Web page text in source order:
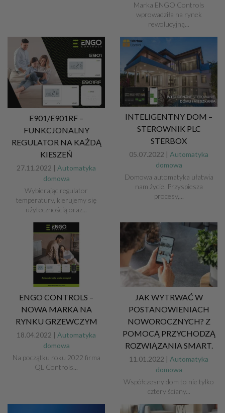
Marka ENGO Controls
wprowadziła na rynek
rewolucyjną...
E901/E901RF –
FUNKCJONALNY
REGULATOR NA KAŻDĄ
KIESZEŃ
27.11.2022 | Automatyka
domowa
Wybierając regulator
temperatury, kierujemy się
użytecznością oraz...
INTELIGENTNY DOM –
STEROWNIK PLC
STERBOX
05.07.2022 | Automatyka
domowa
Domowa automatyka ułatwia
nam życie. Przyspiesza
procesy,...
ENGO CONTROLS –
NOWA MARKA NA
RYNKU GRZEWCZYM
18.04.2022 | Automatyka
domowa
Na początku roku 2022 firma
QL Controls...
JAK WYTRWAĆ W
POSTANOWIENIACH
NOWOROCZNYCH? Z
POMOCĄ PRZYCHODZĄ
ROZWIĄZANIA SMART.
11.01.2022 | Automatyka
domowa
Współczesny dom to nie tylko
cztery ściany...